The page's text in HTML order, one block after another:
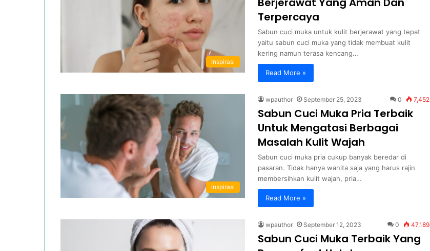
Inspirasi
Terpercaya
Sabun cuci muka untuk kulit berjerawat yang tepat
yaitu sabun cuci muka yang tidak membuat kulit
kering namun terasa kencang…
Read More »
Inspirasi
wpauthor September 25, 2023 0 7,452
Sabun Cuci Muka Pria Terbaik
Untuk Mengatasi Berbagai
Masalah Kulit Wajah
Sabun cuci muka pria cukup banyak beredar di
pasaran. Tidak hanya wanita saja yang harus rajin
membersihkan kulit wajah, pria…
Read More »
wpauthor September 12, 2023 0 47,189
Sabun Cuci Muka Terbaik Yang